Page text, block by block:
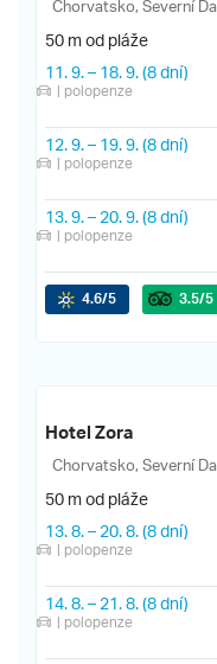
Chorvatsko, Severní
50 m od pláže
11. 9.– 18. 9.(8 dní)
| polopenze
12. 9.– 19. 9.(8 dní)
| polopenze
13. 9.– 20. 9.(8 dní)
| polopenze
4.6/5 3.5/5
Hotel Zora
Chorvatsko, Severní
50 m od pláže
13. 8.– 20. 8.(8 dní)
| polopenze
14. 8.– 21. 8.(8 dní)
| polopenze